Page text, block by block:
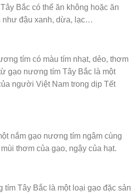
Bắc có thể ăn không hoặc ăn
như đậu xanh, dừa, lạc…
tím có màu tím nhạt, dẻo, thơm
gạo nương tím Tây Bắc là một
người Việt Nam trong dịp Tết
nắm gạo nương tím ngâm cùng
thơm của gạo, ngậy của hạt.
tím Tây Bắc là một loại gạo đặc sản